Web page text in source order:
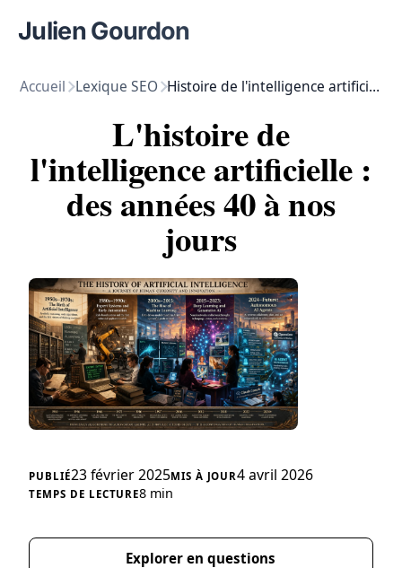
Julien Gourdon
Accueil Lexique SEO Histoire de l'intelligence artificielle
L'histoire de
l'intelligence artificielle :
des années 40 à nos
jours
23 février 2025 4 avril 2026
8 min
Explorer en questions